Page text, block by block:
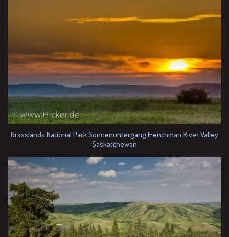
Grasslands National Park Sonnenuntergang Frenchman River Valley
Saskatchewan